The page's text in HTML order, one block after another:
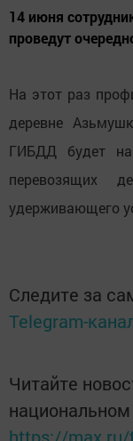
14 июня
проведут
На этот раз
деревне
ГИБДД будет
перевозящих
удерживающего
Следите за
Telegram-
Читайте